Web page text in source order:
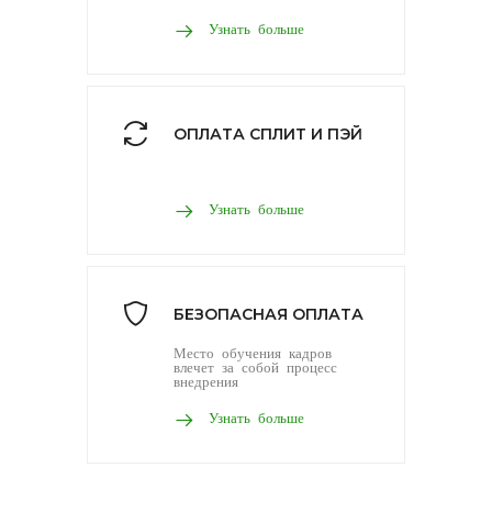
Узнать больше
ОПЛАТА СПЛИТ И ПЭЙ
Узнать больше
БЕЗОПАСНАЯ ОПЛАТА
Место обучения кадров
влечет за собой процесс
внедрения
Узнать больше